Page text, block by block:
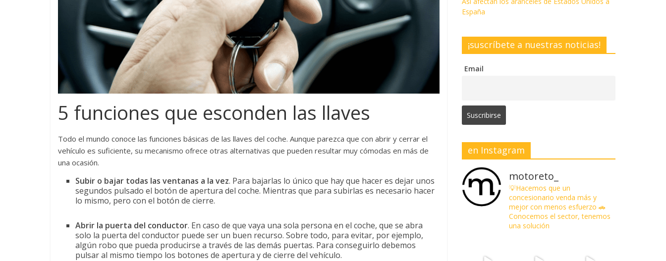
5 funciones que esconden las llaves
Todo el mundo conoce las funciones básicas de las llaves del coche. Aunque parezca que con abrir y cerrar el
vehículo es suficiente, su mecanismo ofrece otras alternativas que pueden resultar muy cómodas en más de
una ocasión.
Subir o bajar todas las ventanas a la vez. Para bajarlas lo único que hay que hacer es dejar unos
segundos pulsado el botón de apertura del coche. Mientras que para subirlas es necesario hacer
lo mismo, pero con el botón de cierre.
Abrir la puerta del conductor. En caso de que vaya una sola persona en el coche, que se abra
solo la puerta del conductor puede ser un buen recurso. Sobre todo, para evitar, por ejemplo,
algún robo que pueda producirse a través de las demás puertas. Para conseguirlo debemos
pulsar al mismo tiempo los botones de apertura y de cierre del vehículo.
España
¡suscríbete a nuestras noticias!
Email
en Instagram
motoreto_
💡Hacemos que un
concesionario venda más y
mejor con menos esfuerzo 🚗
Conocemos el sector, tenemos
una solución